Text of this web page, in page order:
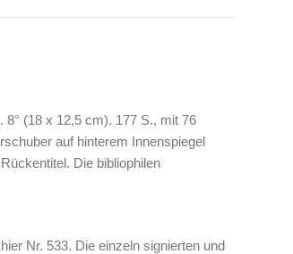
(18 x 12,5 cm). 177 S., mit 76
auf hinterem Innenspiegel
Die bibliophilen
Nr. 533. Die einzeln signierten und